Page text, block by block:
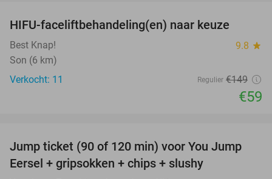
HIFU-faceliftbehandeling(en) naar keuze
Best Knap! 9.8 star
Son (6 km)
Verkocht: 11
Regulier €149
€59
61%
Jump ticket (90 of 120 min) voor You Jump
Eersel + gripsokken + chips + slushy